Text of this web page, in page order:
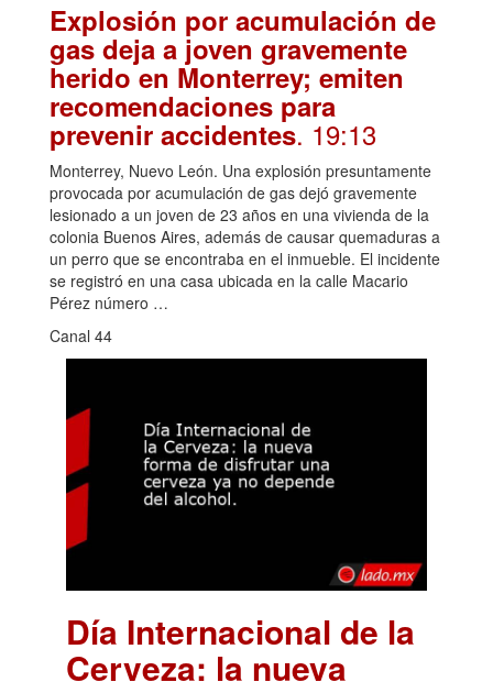
Explosión por acumulación de
gas deja a joven gravemente
herido en Monterrey; emiten
recomendaciones para
prevenir accidentes. 19:13
Monterrey, Nuevo León. Una explosión presuntamente
provocada por acumulación de gas dejó gravemente
lesionado a un joven de 23 años en una vivienda de la
colonia Buenos Aires, además de causar quemaduras a
un perro que se encontraba en el inmueble. El incidente
se registró en una casa ubicada en la calle Macario
Pérez número …
Canal 44
Día Internacional de la
Cerveza: la nueva